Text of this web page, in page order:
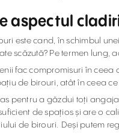
aspectul
este cand, în schimbul
scăzută? Pe termen lung,
fac compromisuri în
de birouri, atât în ceea
pentru a găzdui toți
de spațios și are o
de birouri. Deși putem